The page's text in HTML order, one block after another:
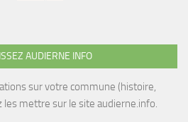
AUDIERNE INFO
sur votre commune (histoire,
les mettre sur le site audierne.info.